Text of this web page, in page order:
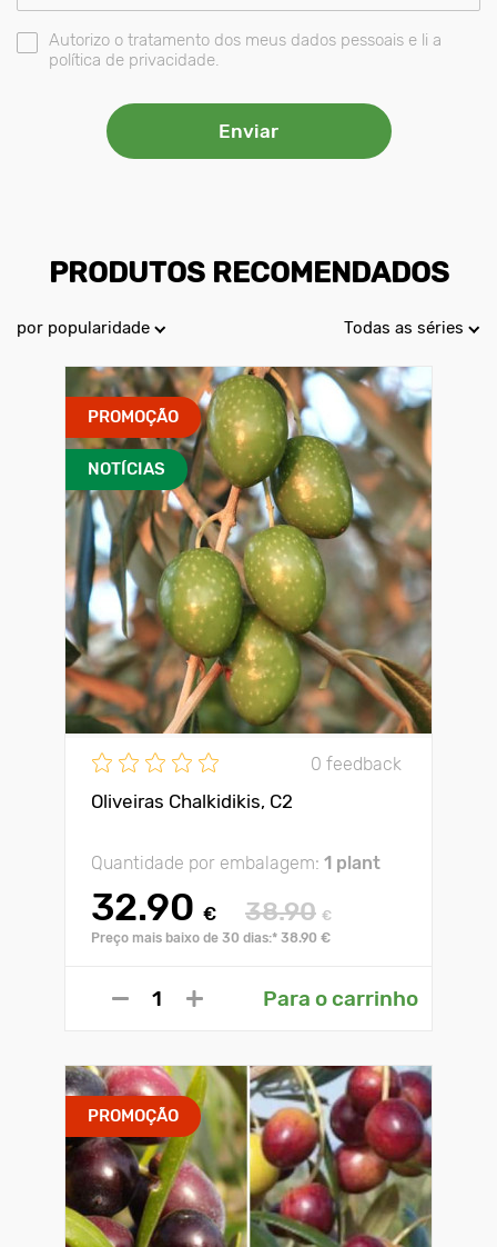
Autorizo o tratamento dos meus dados pessoais e li a
política de privacidade.
PRODUTOS RECOMENDADOS
por popularidade Todas as séries
PROMOÇÃO
NOTÍCIAS
0 feedback
Oliveiras Chalkidikis, C2
Quantidade por embalagem: 1 plant
32.90 € 38.90 €
Preço mais baixo de 30 dias:* 38.90 €
Para o carrinho
PROMOÇÃO